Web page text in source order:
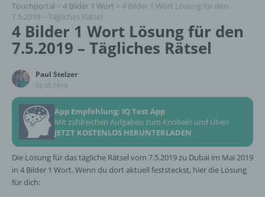
Touchportal > 4 Bilder 1 Wort > 4 Bilder 1 Wort Lösung für den
7.5.2019 – Tägliches Rätsel
4 Bilder 1 Wort Lösung für den
7.5.2019 – Tägliches Rätsel
Paul Stelzer
02.05.2019
App Empfehlung: IQ Test App
Mit zahlreichen Aufgaben zum Knobeln und Üben
JETZT KOSTENLOS HERUNTERLADEN
Die Lösung für das tägliche Rätsel vom 7.5.2019 zu Dubai im Mai 2019
in 4 Bilder 1 Wort. Wenn du dort aktuell feststeckst, hier die Lösung
für dich: